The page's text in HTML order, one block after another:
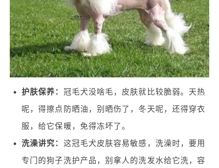
护肤保养： 冠毛犬没啥毛，皮肤就比较脆弱。天热
呢，得擦点防晒油，别晒伤了，冬天呢，还得穿衣
服，给它保暖，免得冻坏了。
洗澡讲究： 这冠毛犬皮肤容易敏感，洗澡时，要用
专门的狗子洗护产品，别拿人的洗发水给它洗，容